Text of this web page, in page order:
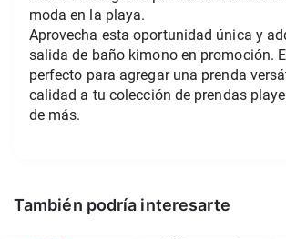
moda en la playa.
Aprovecha esta oportunidad única y
salida de baño kimono en promoción.
perfecto para agregar una prenda
calidad a tu colección de prendas
de más.
También podría interesarte